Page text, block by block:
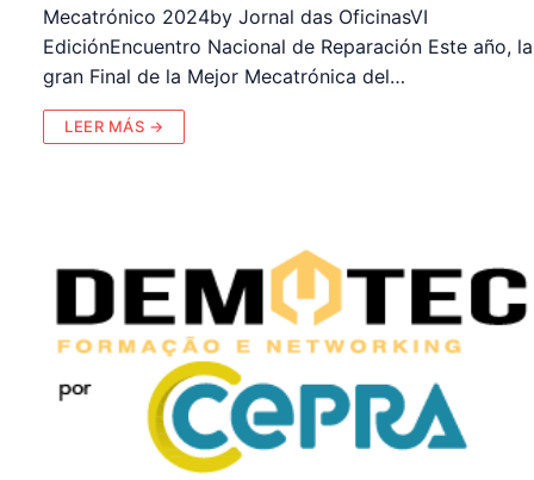
Mecatrónico 2024by Jornal das OficinasVI
EdiciónEncuentro Nacional de Reparación Este año, la
gran Final de la Mejor Mecatrónica del…
LEER MÁS →